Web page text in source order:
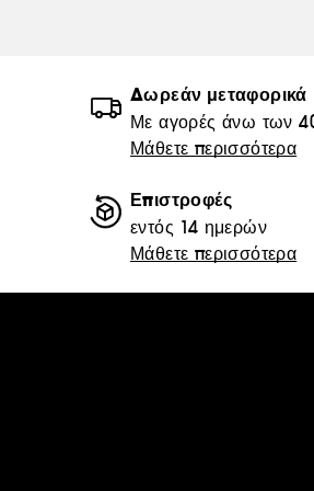
Δωρεάν μεταφορικά
Με αγορές άνω των
Μάθετε περισσότερα
Επιστροφές
εντός 14 ημερών
Μάθετε περισσότερα